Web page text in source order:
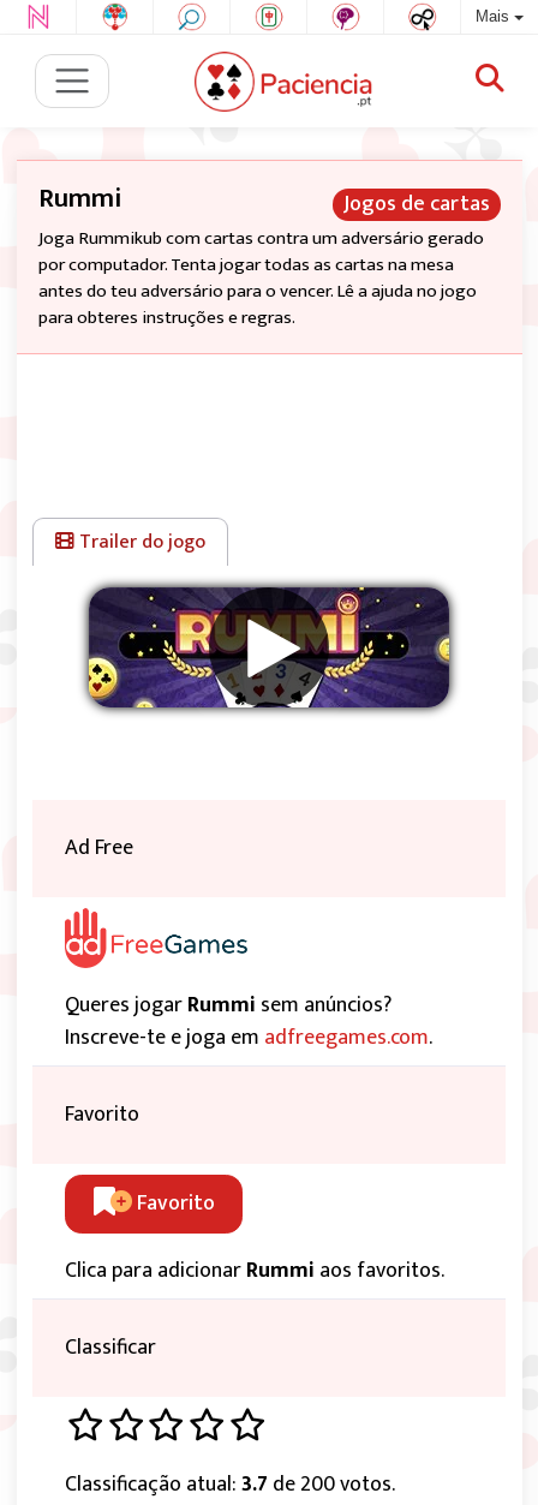
Mais
Jogos de cartas
Rummi
Joga Rummikub com cartas contra um adversário gerado
por computador. Tenta jogar todas as cartas na mesa
antes do teu adversário para o vencer. Lê a ajuda no jogo
para obteres instruções e regras.
Trailer do jogo
Ad Free
Queres jogarRummi sem anúncios?
Inscreve-te e joga em adfreegames.com.
Favorito
Favorito
Clica para adicionarRummi aos favoritos.
Classificar
Classificação atual:3.7 de 200 votos.